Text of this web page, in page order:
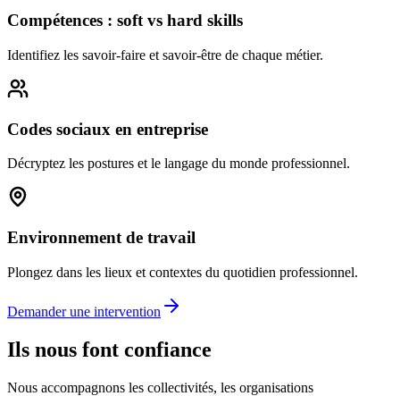
Compétences : soft vs hard skills
Identifiez les savoir-faire et savoir-être de chaque métier.
Codes sociaux en entreprise
Décryptez les postures et le langage du monde professionnel.
Environnement de travail
Plongez dans les lieux et contextes du quotidien professionnel.
Demander une intervention
Ils nous font confiance
Nous accompagnons les collectivités, les organisations